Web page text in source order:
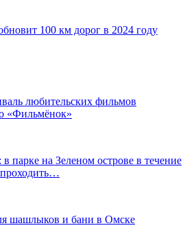
100 км дорог в 2024 году
любительских фильмов
«Фильмёнок»
парке на Зеленом острове в течение
проходить…
шашлыков и бани в Омске